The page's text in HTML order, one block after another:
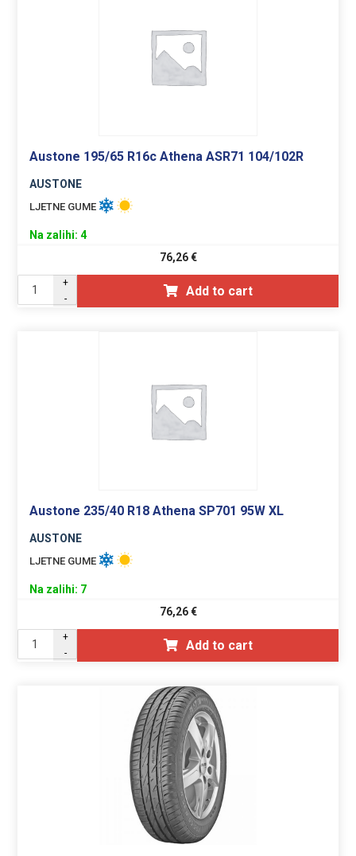
Austone 195/65 R16c Athena ASR71 104/102R
AUSTONE
LJETNE GUME
Na zalihi: 4
76,26€
+
-
Add to cart
Austone 235/40 R18 Athena SP701 95W XL
AUSTONE
LJETNE GUME
Na zalihi: 7
76,26€
+
-
Add to cart